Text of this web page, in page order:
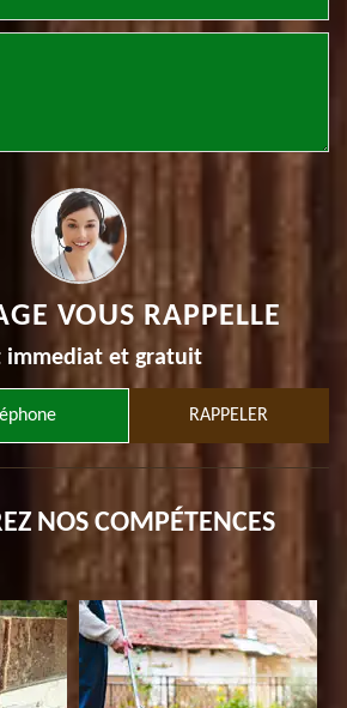
VOUS RAPPELLE
immediat et gratuit
NOS COMPÉTENCES